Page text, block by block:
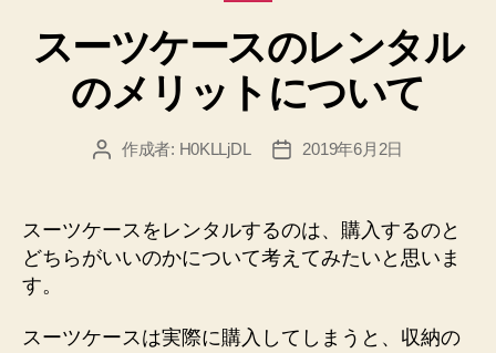
ゴ
リ
ー
スーツケースのレンタル
のメリットについて
投 作成者: H0KLLjDL
投
2019年6月2日
スーツケースをレンタルするのは、購入するのと
どちらがいいのかについて考えてみたいと思いま
す。
スーツケースは実際に購入してしまうと、収納の